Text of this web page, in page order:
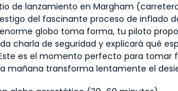
de lanzamiento en Margham
del fascinante proceso de inflado
globo toma forma, tu piloto
charla de seguridad y explicará qué
es el momento perfecto para tomar
mañana transforma lentamente el